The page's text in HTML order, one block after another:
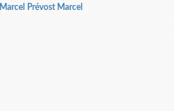
Marcel Prévost Marcel